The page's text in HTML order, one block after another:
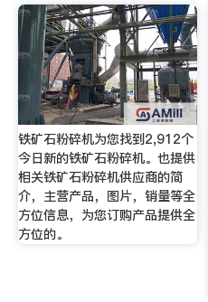
铁矿石粉碎机为您找到2,912个
今日新的铁矿石粉碎机。也提供
相关铁矿石粉碎机供应商的简
介，主营产品，图片，销量等全
方位信息，为您订购产品提供全
方位的。